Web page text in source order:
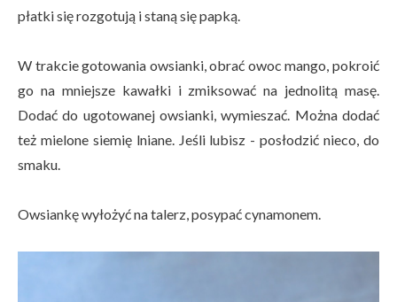
płatki się rozgotują i staną się papką.
W trakcie gotowania owsianki, obrać owoc mango, pokroić
go na mniejsze kawałki i zmiksować na jednolitą masę.
Dodać do ugotowanej owsianki, wymieszać. Można dodać
też mielone siemię lniane. Jeśli lubisz - posłodzić nieco, do
smaku.
Owsiankę wyłożyć na talerz, posypać cynamonem.